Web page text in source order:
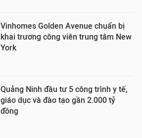
Vinhomes Golden Avenue chuẩn bị
khai trương công viên trung tâm New
York
Quảng Ninh đầu tư 5 công trình y tế,
giáo dục và đào tạo gần 2.000 tỷ
đồng